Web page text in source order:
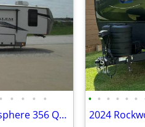
• • • • •
*2022 Forest River Salem Hemisphere 356 QB Fifth Wheel Camper*
• • • • • •